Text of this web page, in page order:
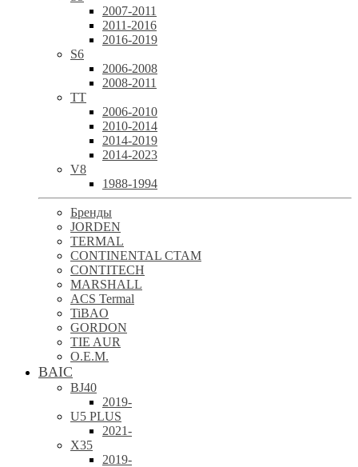
2007-2011
2011-2016
2016-2019
S6
2006-2008
2008-2011
TT
2006-2010
2010-2014
2014-2019
2014-2023
V8
1988-1994
Бренды
JORDEN
TERMAL
CONTINENTAL CTAM
CONTITECH
MARSHALL
ACS Termal
TiBAO
GORDON
TIE AUR
O.E.M.
BAIC
BJ40
2019-
U5 PLUS
2021-
X35
2019-